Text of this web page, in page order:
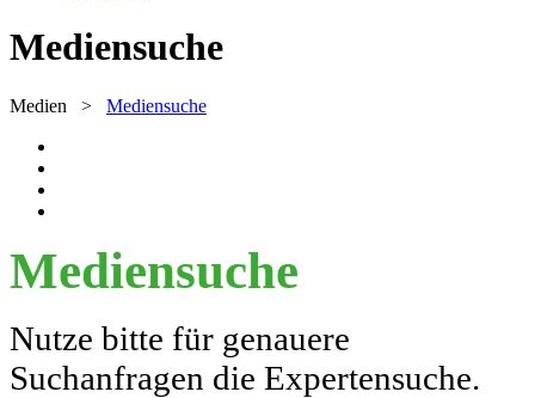
Mediensuche
Medien > Mediensuche
Mediensuche
Nutze bitte für genauere
Suchanfragen die Expertensuche.